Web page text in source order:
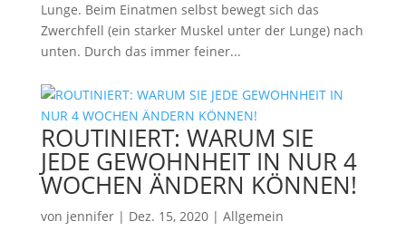
Lunge. Beim Einatmen selbst bewegt sich das
Zwerchfell (ein starker Muskel unter der Lunge) nach
unten. Durch das immer feiner...
ROUTINIERT: WARUM SIE
JEDE GEWOHNHEIT IN NUR 4
WOCHEN ÄNDERN KÖNNEN!
von jennifer| Dez. 15, 2020| Allgemein